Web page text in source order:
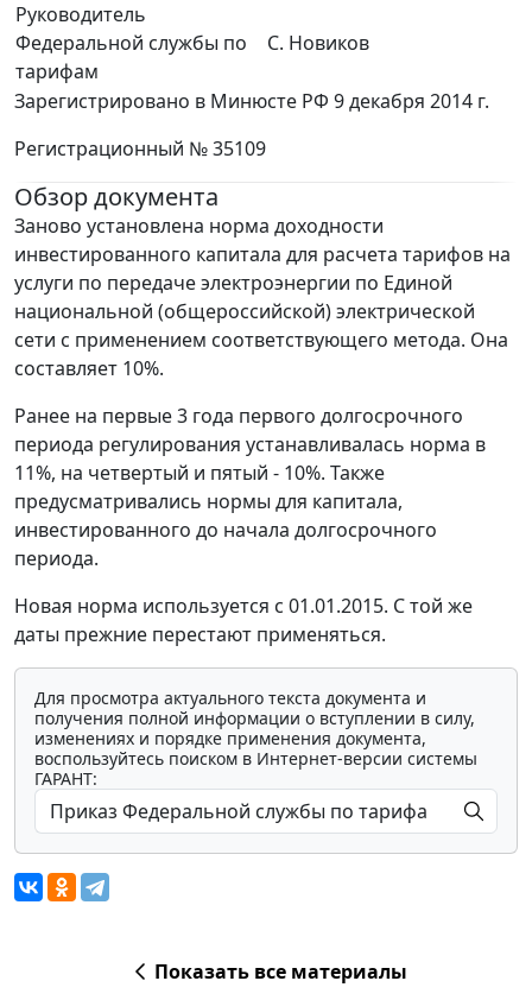
Руководитель
Федеральной службы по
тарифам
С. Новиков
Зарегистрировано в Минюсте РФ 9 декабря 2014 г.
Регистрационный № 35109
Обзор документа
Заново установлена норма доходности
инвестированного капитала для расчета тарифов на
услуги по передаче электроэнергии по Единой
национальной (общероссийской) электрической
сети с применением соответствующего метода. Она
составляет 10%.
Ранее на первые 3 года первого долгосрочного
периода регулирования устанавливалась норма в
11%, на четвертый и пятый - 10%. Также
предусматривались нормы для капитала,
инвестированного до начала долгосрочного
периода.
Новая норма используется с 01.01.2015. С той же
даты прежние перестают применяться.
Для просмотра актуального текста документа и
получения полной информации о вступлении в силу,
изменениях и порядке применения документа,
воспользуйтесь поиском в Интернет-версии системы
ГАРАНТ:
Показать все материалы